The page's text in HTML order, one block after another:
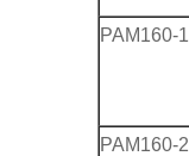
PAM160-
PAM160-